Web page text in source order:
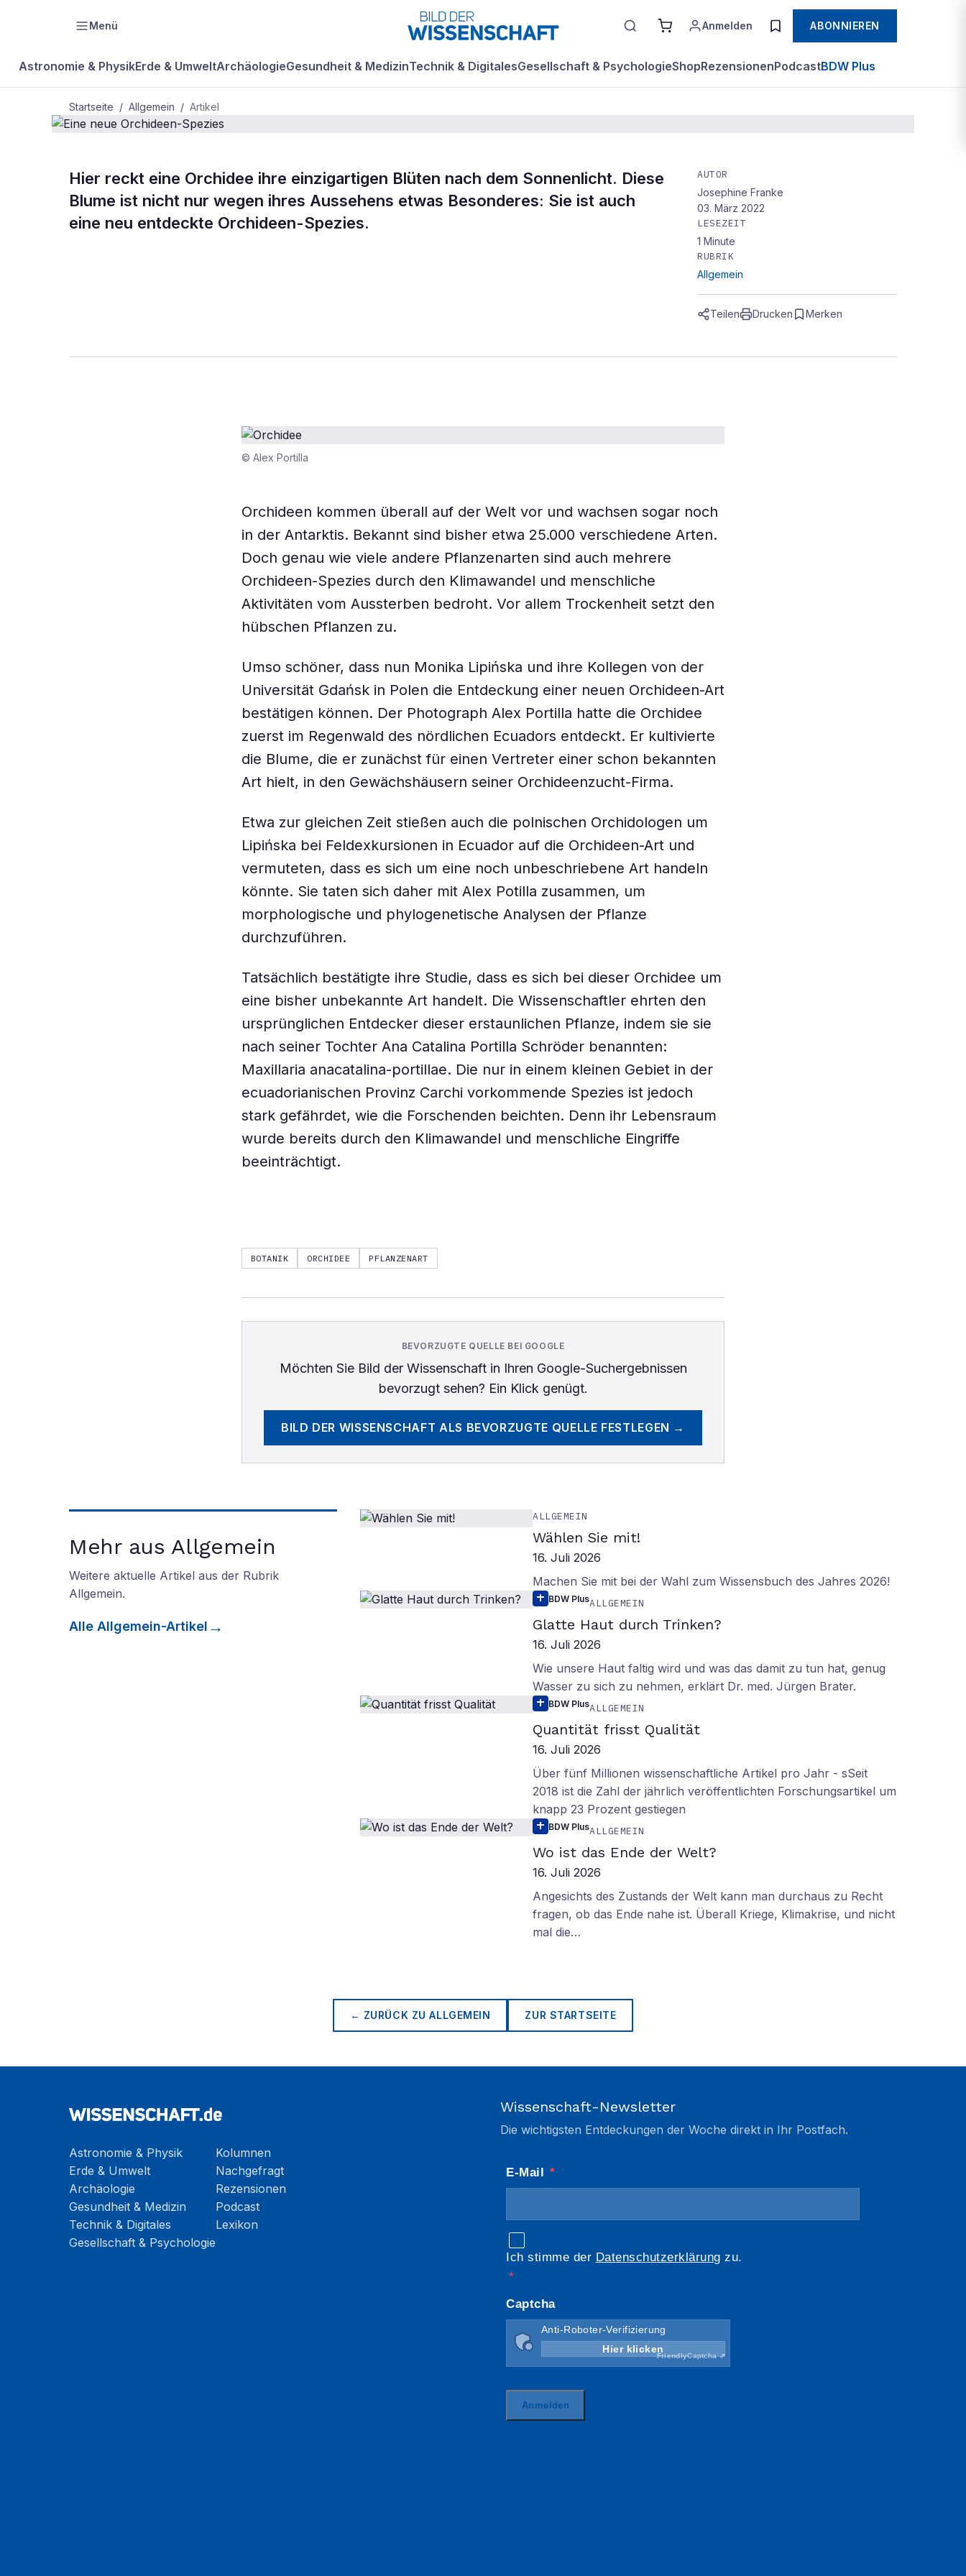
Menü Anmelden ABONNIEREN
Astronomie & PhysikErde & UmweltArchäologieGesundheit & MedizinTechnik & DigitalesGesellschaft & PsychologieShopRezensionenPodcastBDW Plus
Startseite / Allgemein / Artikel
ALLGEMEIN
Eine neue Orchideen-
Hier reckt eine Orchidee ihre einzigartigen Blüten nach dem Sonnenlicht. Diese
Blume ist nicht nur wegen ihres Aussehens etwas Besonderes: Sie ist auch
eine neu entdeckte Orchideen-Spezies.
AUTOR
Josephine Franke
03. März 2022
LESEZEIT
1 Minute
RUBRIK
Allgemein
Teilen Drucken Merken
© Alex Portilla
Orchideen kommen überall auf der Welt vor und wachsen sogar noch
in der Antarktis. Bekannt sind bisher etwa 25.000 verschiedene Arten.
Doch genau wie viele andere Pflanzenarten sind auch mehrere
Orchideen-Spezies durch den Klimawandel und menschliche
Aktivitäten vom Aussterben bedroht. Vor allem Trockenheit setzt den
hübschen Pflanzen zu.
Umso schöner, dass nun Monika Lipińska und ihre Kollegen von der
Universität Gdańsk in Polen die Entdeckung einer neuen Orchideen-Art
bestätigen können. Der Photograph Alex Portilla hatte die Orchidee
zuerst im Regenwald des nördlichen Ecuadors entdeckt. Er kultivierte
die Blume, die er zunächst für einen Vertreter einer schon bekannten
Art hielt, in den Gewächshäusern seiner Orchideenzucht-Firma.
Etwa zur gleichen Zeit stießen auch die polnischen Orchidologen um
Lipińska bei Feldexkursionen in Ecuador auf die Orchideen-Art und
vermuteten, dass es sich um eine noch unbeschriebene Art handeln
könnte. Sie taten sich daher mit Alex Potilla zusammen, um
morphologische und phylogenetische Analysen der Pflanze
durchzuführen.
Tatsächlich bestätigte ihre Studie, dass es sich bei dieser Orchidee um
eine bisher unbekannte Art handelt. Die Wissenschaftler ehrten den
ursprünglichen Entdecker dieser erstaunlichen Pflanze, indem sie sie
nach seiner Tochter Ana Catalina Portilla Schröder benannten:
Maxillaria anacatalina-portillae. Die nur in einem kleinen Gebiet in der
ecuadorianischen Provinz Carchi vorkommende Spezies ist jedoch
stark gefährdet, wie die Forschenden beichten. Denn ihr Lebensraum
wurde bereits durch den Klimawandel und menschliche Eingriffe
beeinträchtigt.
BOTANIK ORCHIDEE PFLANZENART
BEVORZUGTE QUELLE BEI GOOGLE
Möchten Sie Bild der Wissenschaftin Ihren Google-Suchergebnissen
bevorzugt sehen? Ein Klick genügt.
BILD DER WISSENSCHAFT ALS BEVORZUGTE QUELLE FESTLEGEN →
Mehr aus Allgemein
Weitere aktuelle Artikel aus der Rubrik
Allgemein.
Alle Allgemein-Artikel
ALLGEMEIN
Wählen Sie mit!
16. Juli 2026
Machen Sie mit bei der Wahl zum Wissensbuch des Jahres 2026!
BDW PlusALLGEMEIN
Glatte Haut durch Trinken?
16. Juli 2026
Wie unsere Haut faltig wird und was das damit zu tun hat, genug
Wasser zu sich zu nehmen, erklärt Dr. med. Jürgen Brater.
BDW PlusALLGEMEIN
Quantität frisst Qualität
16. Juli 2026
Über fünf Millionen wissenschaftliche Artikel pro Jahr - sSeit
2018 ist die Zahl der jährlich veröffentlichten Forschungsartikel um
knapp 23 Prozent gestiegen
BDW PlusALLGEMEIN
Wo ist das Ende der Welt?
16. Juli 2026
Angesichts des Zustands der Welt kann man durchaus zu Recht
fragen, ob das Ende nahe ist. Überall Kriege, Klimakrise, und nicht
mal die…
← ZURÜCK ZUALLGEMEIN ZUR STARTSEITE
Astronomie & Physik
Erde & Umwelt
Archäologie
Gesundheit & Medizin
Technik & Digitales
Gesellschaft & Psychologie
Kolumnen
Nachgefragt
Rezensionen
Podcast
Lexikon
Wissenschaft-Newsletter
Die wichtigsten Entdeckungen der Woche direkt in Ihr Postfach.